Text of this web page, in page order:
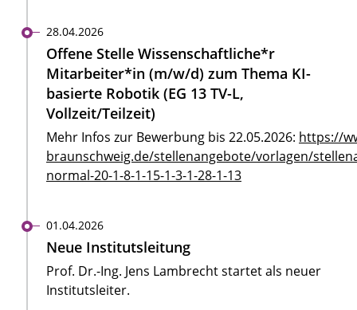
28.04.2026
Offene Stelle Wissenschaftliche*r
Mitarbeiter*in (m/w/d) zum Thema KI-
basierte Robotik (EG 13 TV-L,
Vollzeit/Teilzeit)
Mehr Infos zur Bewerbung bis 22.05.2026: https://
braunschweig.de/stellenangebote/vorlagen/
normal-20-1-8-1-15-1-3-1-28-1-13
01.04.2026
Neue Institutsleitung
Prof. Dr.-Ing. Jens Lambrecht startet als neuer
Institutsleiter.